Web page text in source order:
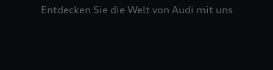
Entdecken Sie die Welt von Audi mit uns